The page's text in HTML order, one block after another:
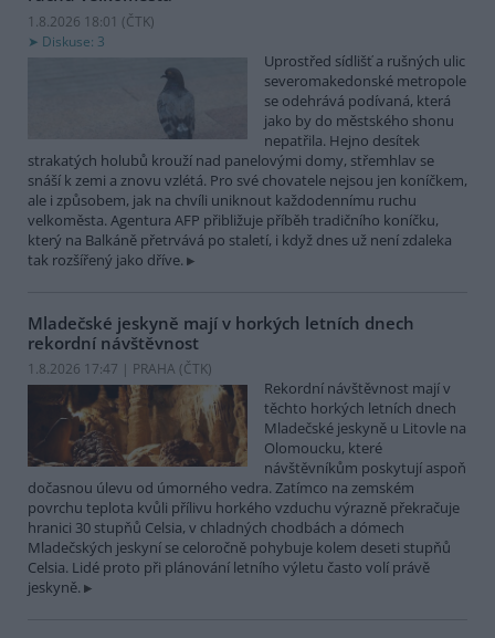
1.8.2026 18:01 (ČTK)
Diskuse: 3
Uprostřed sídlišť a rušných ulic
severomakedonské metropole
se odehrává podívaná, která
jako by do městského shonu
nepatřila. Hejno desítek
strakatých holubů krouží nad panelovými domy, střemhlav se
snáší k zemi a znovu vzlétá. Pro své chovatele nejsou jen koníčkem,
ale i způsobem, jak na chvíli uniknout každodennímu ruchu
velkoměsta. Agentura AFP přibližuje příběh tradičního koníčku,
který na Balkáně přetrvává po staletí, i když dnes už není zdaleka
tak rozšířený jako dříve.
Mladečské jeskyně mají v horkých letních dnech
rekordní návštěvnost
1.8.2026 17:47 | PRAHA (ČTK)
Rekordní návštěvnost mají v
těchto horkých letních dnech
Mladečské jeskyně u Litovle na
Olomoucku, které
návštěvníkům poskytují aspoň
dočasnou úlevu od úmorného vedra. Zatímco na zemském
povrchu teplota kvůli přílivu horkého vzduchu výrazně překračuje
hranici 30 stupňů Celsia, v chladných chodbách a dómech
Mladečských jeskyní se celoročně pohybuje kolem deseti stupňů
Celsia. Lidé proto při plánování letního výletu často volí právě
jeskyně.